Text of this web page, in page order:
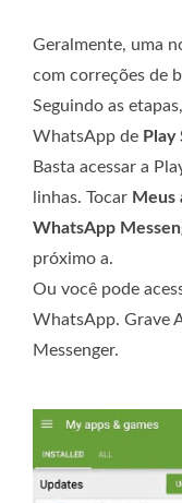
Geralmente, uma
com correções de
Seguindo as
WhatsApp de Play
Basta acessar a
linhas. Tocar Meus
WhatsApp
próximo a.
Ou você pode
WhatsApp. Grave
Messenger.